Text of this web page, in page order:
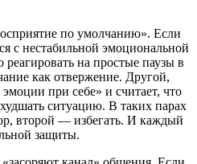
по умолчанию». Если
с нестабильной эмоциональной
на простые паузы в
как отвержение. Другой,
при себе» и считает, что
ситуацию. В таких парах
второй — избегать. И каждый
защиты.